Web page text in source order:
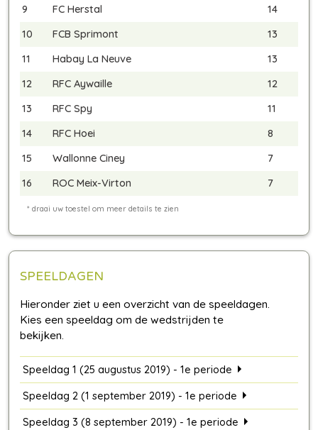
9
FC Herstal
14
10
FCB Sprimont
13
11
Habay La Neuve
13
12
RFC Aywaille
12
13
RFC Spy
11
14
RFC Hoei
8
15
Wallonne Ciney
7
16
ROC Meix-Virton 7
SPEELDAGEN
Speeldag 1 (25 augustus 2019) - 1e periode
Speeldag 2 (1 september 2019) - 1e periode
Speeldag 3 (8 september 2019) - 1e periode